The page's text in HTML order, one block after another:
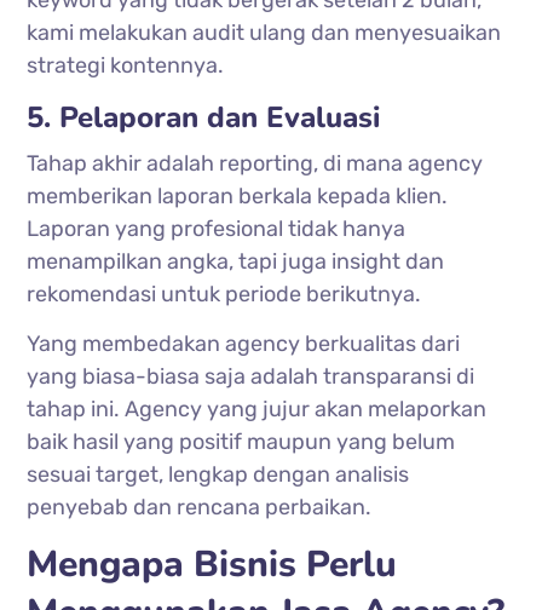
kami melakukan audit ulang dan menyesuaikan
strategi kontennya.
5. Pelaporan dan Evaluasi
Tahap akhir adalah reporting, di mana agency
memberikan laporan berkala kepada klien.
Laporan yang profesional tidak hanya
menampilkan angka, tapi juga insight dan
rekomendasi untuk periode berikutnya.
Yang membedakan agency berkualitas dari
yang biasa-biasa saja adalah transparansi di
tahap ini. Agency yang jujur akan melaporkan
baik hasil yang positif maupun yang belum
sesuai target, lengkap dengan analisis
penyebab dan rencana perbaikan.
Mengapa Bisnis Perlu